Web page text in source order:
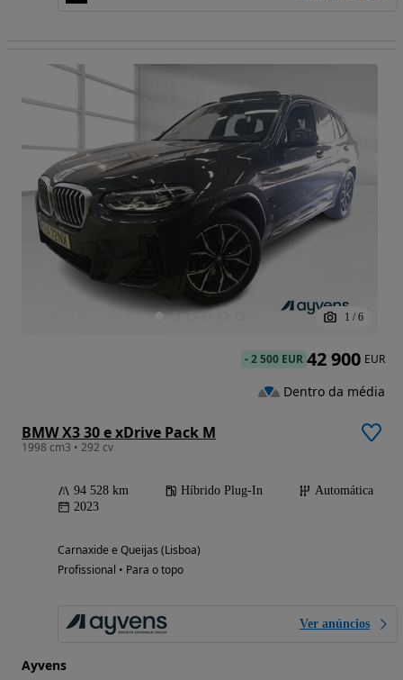
1 / 6
BMW X3 30 e xDrive Pack M
1998 cm3 • 292 cv
94 528 km Híbrido Plug-In
Automática
2023
Carnaxide e Queijas (Lisboa)
Profissional • Para o topo
Ver anúncios
Ayvens
-2 500 EUR 42 900 EUR
Dentro da média